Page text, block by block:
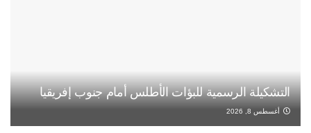
التشكيلة الرسمية للبؤات الأطلس أمام جنوب إفريقيا
أغسطس 8, 2026